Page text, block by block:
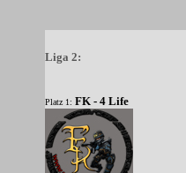
Liga 2:
Platz 1: FK - 4 Life